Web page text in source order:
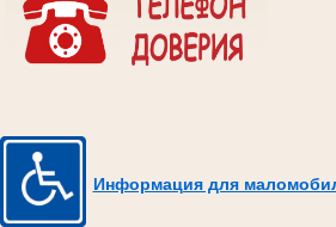
Информация для